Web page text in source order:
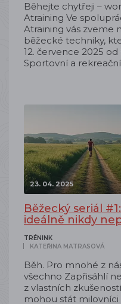
Běhejte chytřeji –
Atraining Ve
Atraining vás zveme
běžecké techniky,
12. července 2025 od
Sportovní a
23. 04. 2025
Běžecký seriál
ideálně nikdy
TRÉNINK
KATEŘINA MATRASOVÁ
Běh. Pro mnohé z
všechno Zapřisáhlí
z vlastních
mohou stát milovníci